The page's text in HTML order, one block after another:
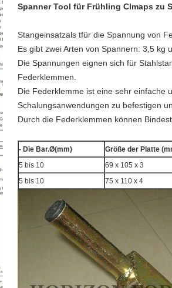
Spanner Tool für Frühling Clmaps zu
Stangeinsatzals tfür die Spannung von
Es gibt zwei Arten von Spannern: 3,5 kg
Die Spannungen eignen sich für
Federklemmen.
Die Federklemme ist eine sehr einfache
Schalungsanwendungen zu befestigen
Durch die Federklemmen können
- Die Bar.Ø(mm) Größe der Platte
5 bis 10
69 x 105 x 3
5 bis 10
75 x 110 x 4